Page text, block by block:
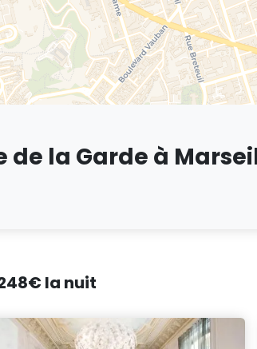
de la Garde à
la nuit